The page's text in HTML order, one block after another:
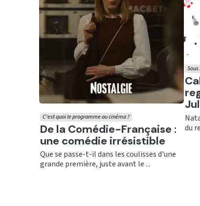
Ecouter
De la Comédie-Française :
une comédie irrésistible
C'est quoi le programme au cinéma ?
Que se passe-t-il dans les coulisses d'une
grande première, juste avant le ...
du